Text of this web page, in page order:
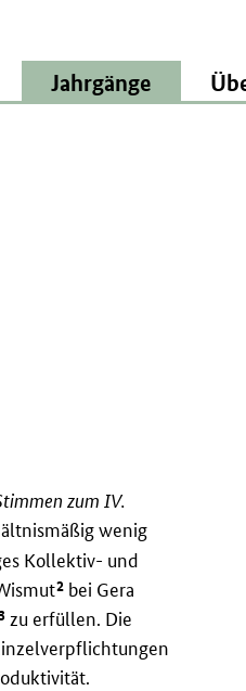
Jahrgänge
zum IV.
wenig
Kollektiv- und
2 bei Gera
zu erfüllen. Die